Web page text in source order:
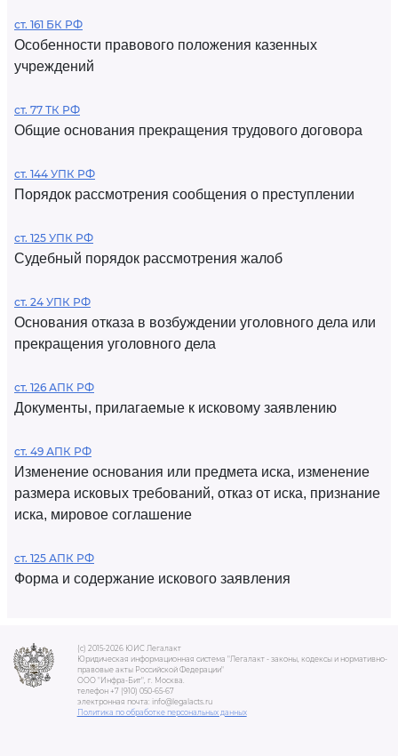
ст. 161 БК РФ
Особенности правового положения казенных
учреждений
ст. 77 ТК РФ
Общие основания прекращения трудового договора
ст. 144 УПК РФ
Порядок рассмотрения сообщения о преступлении
ст. 125 УПК РФ
Судебный порядок рассмотрения жалоб
ст. 24 УПК РФ
Основания отказа в возбуждении уголовного дела или
прекращения уголовного дела
ст. 126 АПК РФ
Документы, прилагаемые к исковому заявлению
ст. 49 АПК РФ
Изменение основания или предмета иска, изменение
размера исковых требований, отказ от иска, признание
иска, мировое соглашение
ст. 125 АПК РФ
Форма и содержание искового заявления
(c) 2015-2026 ЮИС Легалакт
Юридическая информационная система "Легалакт - законы, кодексы и нормативно-
правовые акты Российской Федерации"
ООО "Инфра-Бит", г. Москва.
телефон +7 (910) 050-65-67
электронная почта: info@legalacts.ru
Политика по обработке персональных данных